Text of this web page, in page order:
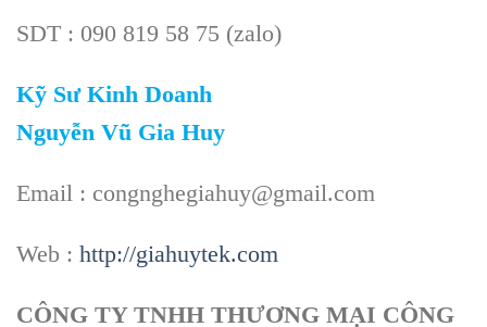
SDT : 090 819 58 75 (zalo)
Kỹ Sư Kinh Doanh
Nguyễn Vũ Gia Huy
Email : congnghegiahuy@gmail.com
Web : http://giahuytek.com
CÔNG TY TNHH THƯƠNG MẠI CÔNG